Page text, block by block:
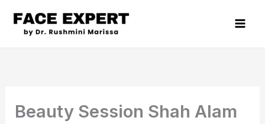
content
Beauty Session Shah Alam